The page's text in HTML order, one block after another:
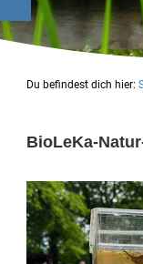
Du befindest dich hier:
BioLeKa-